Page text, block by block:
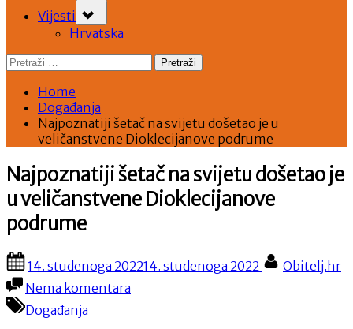
Vijesti
sub-
menu
Hrvatska
Pretraži:
Home
Događanja
Najpoznatiji šetač na svijetu došetao je u
veličanstvene Dioklecijanove podrume
Najpoznatiji šetač na svijetu došetao je
u veličanstvene Dioklecijanove
podrume
Posted
on
14. studenoga 202214. studenoga 2022 By
Obitelj.hr
Nema komentara
Najpoznatiji
Događanja